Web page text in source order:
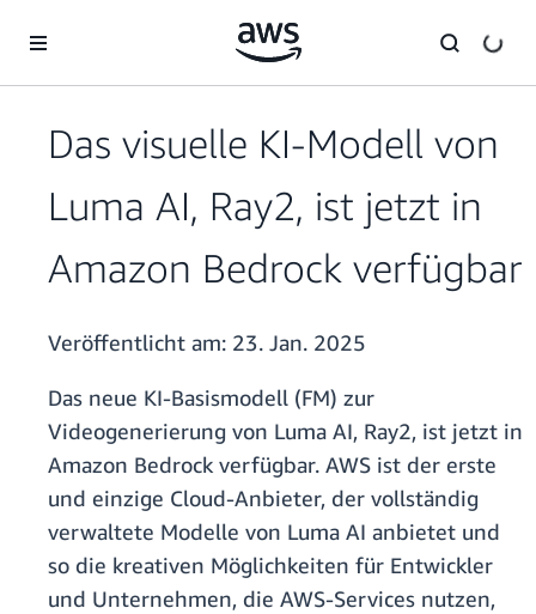
Überspringen zum Hauptinhalt
Das visuelle KI-Modell von
Luma AI, Ray2, ist jetzt in
Amazon Bedrock verfügbar
Veröffentlicht am: 23. Jan. 2025
Das neue KI-Basismodell (FM) zur
Videogenerierung von Luma AI, Ray2, ist jetzt in
Amazon Bedrock verfügbar. AWS ist der erste
und einzige Cloud-Anbieter, der vollständig
verwaltete Modelle von Luma AI anbietet und
so die kreativen Möglichkeiten für Entwickler
und Unternehmen, die AWS-Services nutzen,